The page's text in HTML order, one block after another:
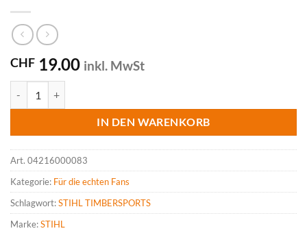
CHF 19.00 inkl. MwSt
IN DEN WARENKORB
Art. 04216000083
Kategorie: Für die echten Fans
Schlagwort:STIHL TIMBERSPORTS
Marke:STIHL